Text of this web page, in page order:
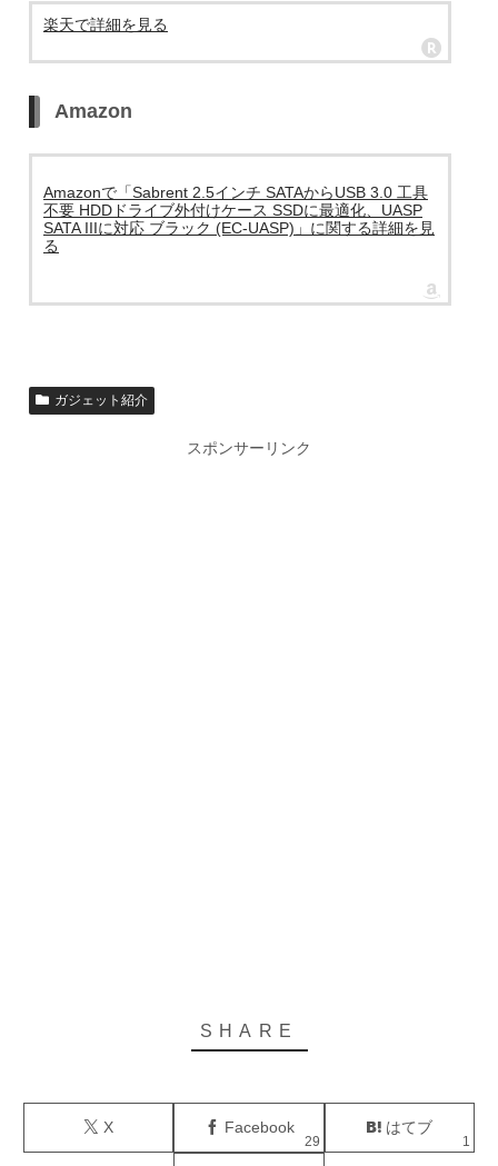
楽天で詳細を見る
Amazon
Amazonで「Sabrent 2.5インチ SATAからUSB 3.0 工具
不要 HDDドライブ外付けケース SSDに最適化、UASP
SATA IIIに対応 ブラック (EC-UASP)」に関する詳細を見
る
ガジェット紹介
スポンサーリンク
X Facebook
29
はてブ
1